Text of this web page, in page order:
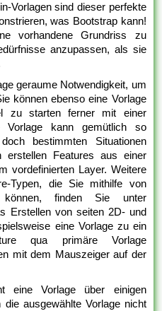
Vorlagen sind dieser perfekte
was Bootstrap kann!
vorhandene Grundriss zu
anzupassen, als sie
geraume Notwendigkeit, um
können ebenso eine Vorlage
zu starten ferner mit einer
Vorlage kann gemütlich so
bestimmten Situationen
erstellen Features aus einer
vordefinierten Layer. Weitere
Typen, die Sie mithilfe von
können, finden Sie unter
Erstellen von seiten 2D- und
eine Vorlage zu ein
qua primäre Vorlage
mit dem Mauszeiger auf der
eine Vorlage über einigen
die ausgewählte Vorlage nicht